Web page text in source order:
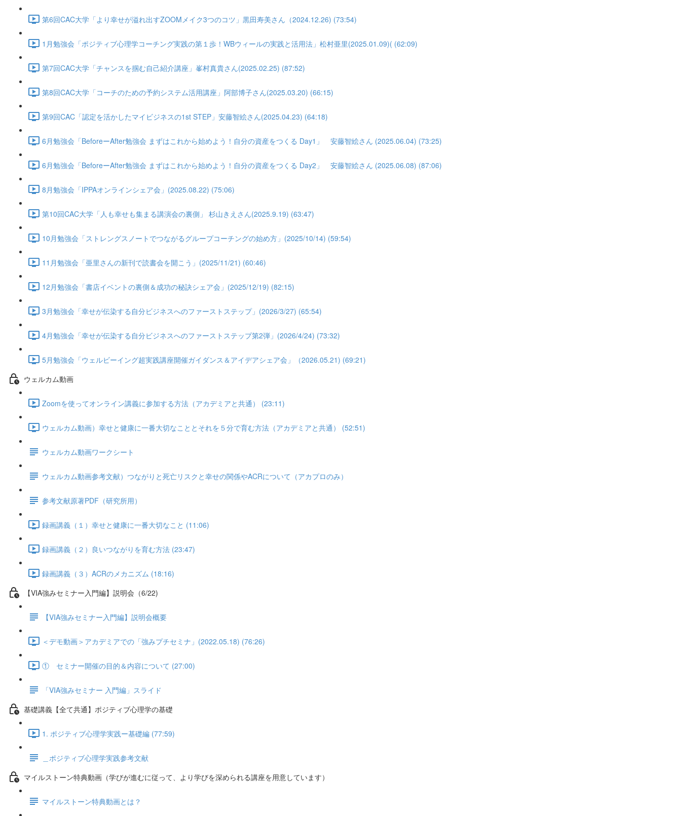
第6回CAC大学「より幸せが溢れ出すZOOMメイク3つのコツ」黒田寿美さん（2024.12.26) (73:54)
1月勉強会「ポジティブ心理学コーチング実践の第１歩！WBウィールの実践と活用法」松村亜里(2025.01.09)( (62:09)
第7回CAC大学「チャンスを掴む自己紹介講座」峯村真貴さん(2025.02.25) (87:52)
第8回CAC大学「コーチのための予約システム活用講座」阿部博子さん(2025.03.20) (66:15)
第9回CAC「認定を活かしたマイビジネスの1st STEP」安藤智絵さん(2025.04.23) (64:18)
6月勉強会「BeforeーAfter勉強会 まずはこれから始めよう！自分の資産をつくる Day1」 安藤智絵さん (2025.06.04) (73:25)
6月勉強会「BeforeーAfter勉強会 まずはこれから始めよう！自分の資産をつくる Day2」 安藤智絵さん (2025.06.08) (87:06)
8月勉強会「IPPAオンラインシェア会」(2025.08.22) (75:06)
第10回CAC大学「人も幸せも集まる講演会の裏側」 杉山きえさん(2025.9.19) (63:47)
10月勉強会「ストレングスノートでつながるグループコーチングの始め方」(2025/10/14) (59:54)
11月勉強会「亜里さんの新刊で読書会を開こう」(2025/11/21) (60:46)
12月勉強会「書店イベントの裏側＆成功の秘訣シェア会」(2025/12/19) (82:15)
3月勉強会「幸せが伝染する自分ビジネスへのファーストステップ」(2026/3/27) (65:54)
4月勉強会「幸せが伝染する自分ビジネスへのファーストステップ第2弾」(2026/4/24) (73:32)
5月勉強会「ウェルビーイング超実践講座開催ガイダンス＆アイデアシェア会」（2026.05.21) (69:21)
ウェルカム動画
Zoomを使ってオンライン講義に参加する方法（アカデミアと共通） (23:11)
ウェルカム動画）幸せと健康に一番大切なこととそれを５分で育む方法（アカデミアと共通） (52:51)
ウェルカム動画ワークシート
ウェルカム動画参考文献）つながりと死亡リスクと幸せの関係やACRについて（アカプロのみ）
参考文献原著PDF（研究所用）
録画講義（１）幸せと健康に一番大切なこと (11:06)
録画講義（２）良いつながりを育む方法 (23:47)
録画講義（３）ACRのメカニズム (18:16)
【VIA強みセミナー入門編】説明会（6/22)
【VIA強みセミナー入門編】説明会概要
＜デモ動画＞アカデミアでの「強みプチセミナ」(2022.05.18) (76:26)
① セミナー開催の目的＆内容について (27:00)
「VIA強みセミナー 入門編」スライド
基礎講義【全て共通】ポジティブ心理学の基礎
1. ポジティブ心理学実践ー基礎編 (77:59)
＿ポジティブ心理学実践参考文献
マイルストーン特典動画（学びが進むに従って、より学びを深められる講座を用意しています）
マイルストーン特典動画とは？